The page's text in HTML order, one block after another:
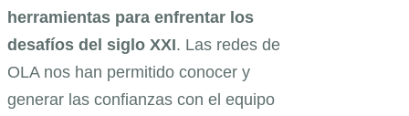
herramientas para enfrentar los
desafíos del siglo XXI. Las redes de
OLA nos han permitido conocer y
generar las confianzas con el equipo